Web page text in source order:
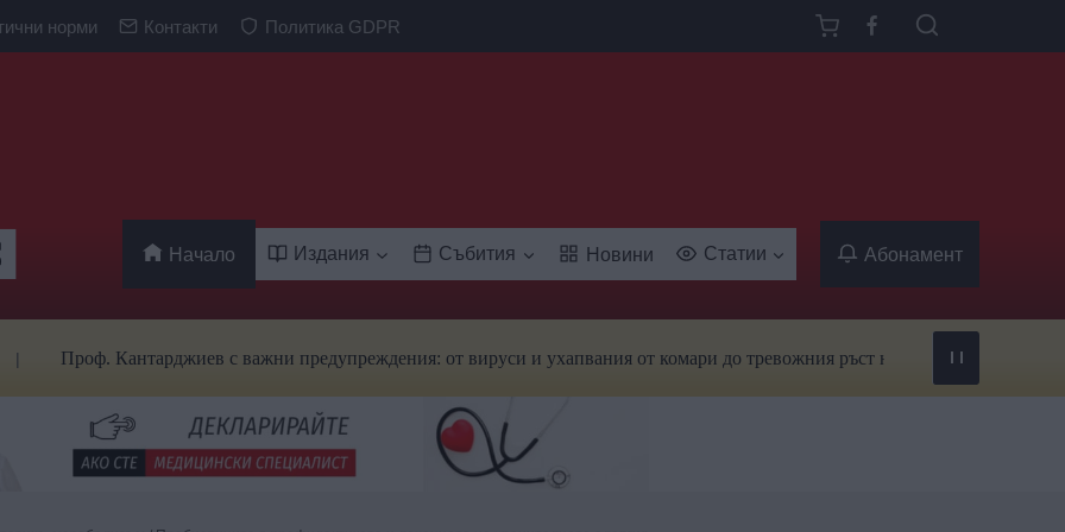
норми Контакти Политика GDPR
Начало Издания Събития Новини Статии Абонамент
Проф. Кантарджиев с важни предупреждения: от вируси и ухапвания от комари до тревожния ръст на заболяванията, предавани